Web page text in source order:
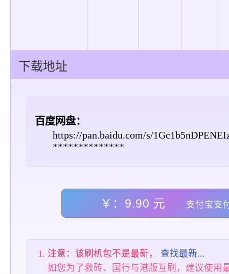
下载地址
百度网盘：
https://pan.baidu.com/s/
**************
￥：9.90 元 支付宝支
注意：该刷机包不是最新，查找最新...
如您为了救砖、国行与港版互刷，建议使用